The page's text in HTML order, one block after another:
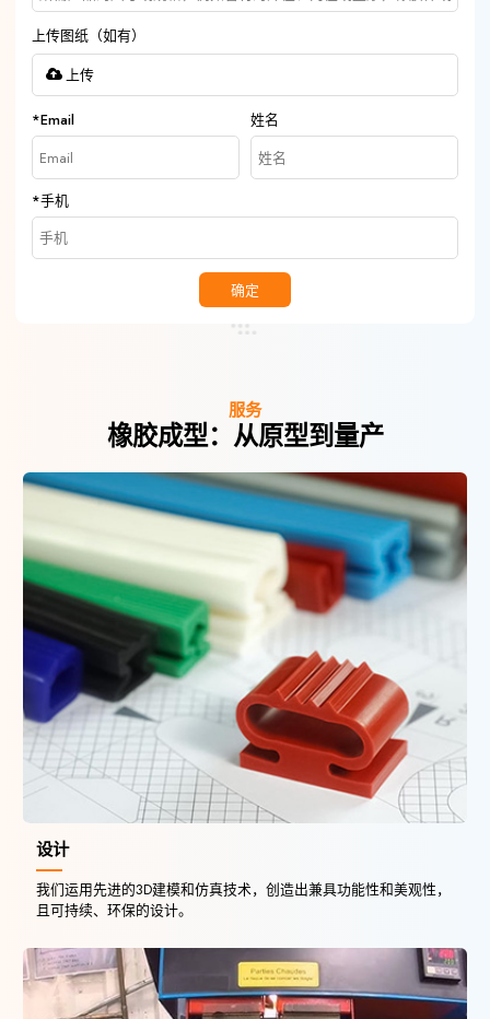
上传图纸（如有）
上传
*Email 姓名
*手机
确定
服务
橡胶成型：从原型到量产
设计
我们运用先进的3D建模和仿真技术，创造出兼具功能性和美观性，
且可持续、环保的设计。